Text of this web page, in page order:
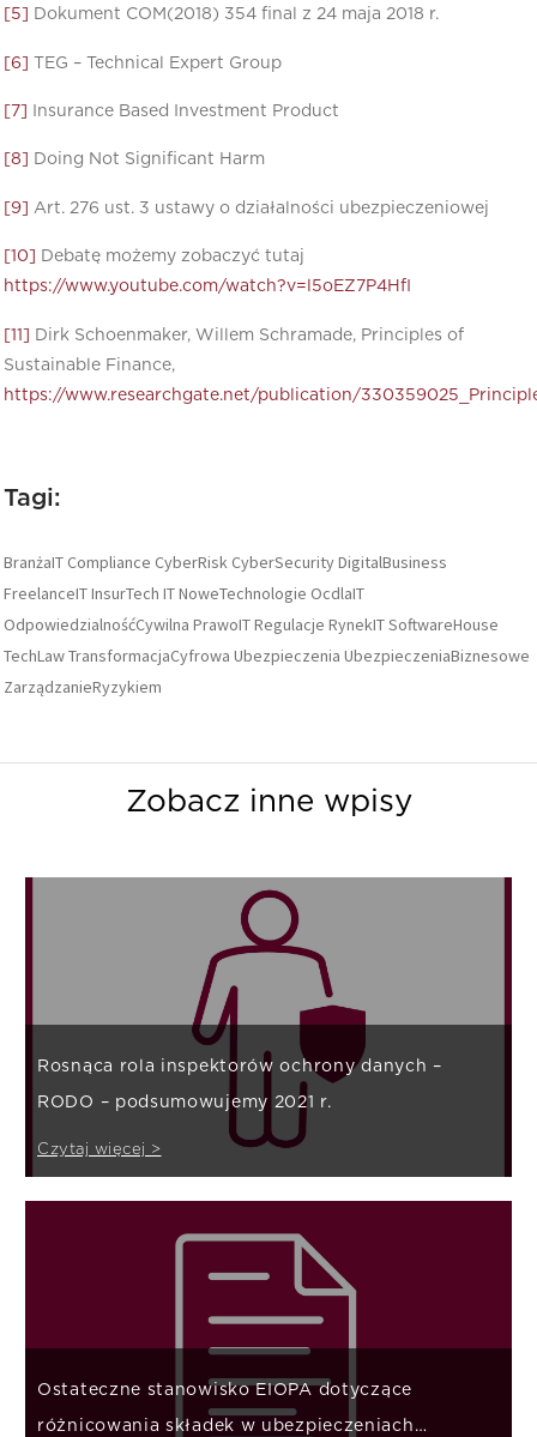
[5] Dokument COM(2018) 354 final z 24 maja 2018 r.
[6] TEG – Technical Expert Group
[7] Insurance Based Investment Product
[8] Doing Not Significant Harm
[9] Art. 276 ust. 3 ustawy o działalności ubezpieczeniowej
[10]
Debatę możemy zobaczyć tutaj
https://www.youtube.com/watch?v=l5oEZ7P4HfI
[11] Dirk Schoenmaker, Willem Schramade, Principles of
Sustainable Finance,
https://www.researchgate.net/publication/
Tagi:
BranżaIT Compliance CyberRisk CyberSecurityDigitalBusiness
FreelanceITInsurTech ITNoweTechnologie OcdlaIT
OdpowiedzialnośćCywilna PrawoITRegulacje RynekITSoftwareHouse
TechLawTransformacjaCyfrowa Ubezpieczenia UbezpieczeniaBiznesowe
ZarządzanieRyzykiem
Zobacz inne wpisy
Rosnąca rola inspektorów ochrony danych –
RODO – podsumowujemy 2021 r.
Czytaj więcej >
Ostateczne stanowisko EIOPA dotyczące
różnicowania składek w ubezpieczeniach